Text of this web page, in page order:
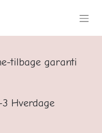
tilbage garanti
Hverdage